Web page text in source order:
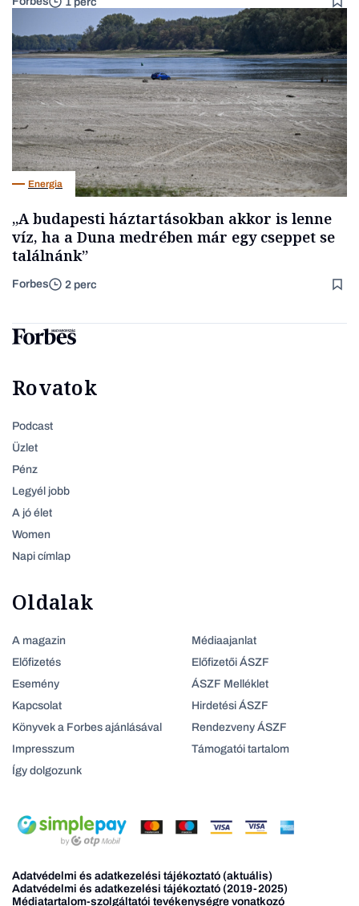
Energia
„A budapesti háztartásokban akkor is lenne
víz, ha a Duna medrében már egy cseppet se
találnánk”
Forbes 2 perc
Rovatok
Podcast
Üzlet
Pénz
Legyél jobb
A jó élet
Women
Napi címlap
Oldalak
A magazin
Előfizetés
Esemény
Kapcsolat
Könyvek a Forbes ajánlásával
Impresszum
Így dolgozunk
Médiaajanlat
Előfizetői ÁSZF
ÁSZF Melléklet
Hirdetési ÁSZF
Rendezveny ÁSZF
Támogatói tartalom
Adatvédelmi és adatkezelési tájékoztató (aktuális)
Adatvédelmi és adatkezelési tájékoztató (2019-2025)
Médiatartalom-szolgáltatói tevékenységre vonatkozó